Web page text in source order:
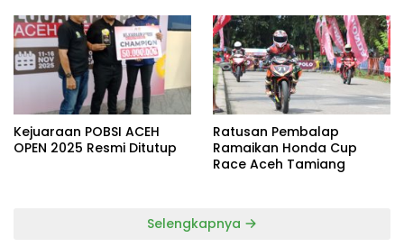
Kejuaraan POBSI ACEH
OPEN 2025 Resmi Ditutup
Ratusan Pembalap
Ramaikan Honda Cup
Race Aceh Tamiang
Selengkapnya